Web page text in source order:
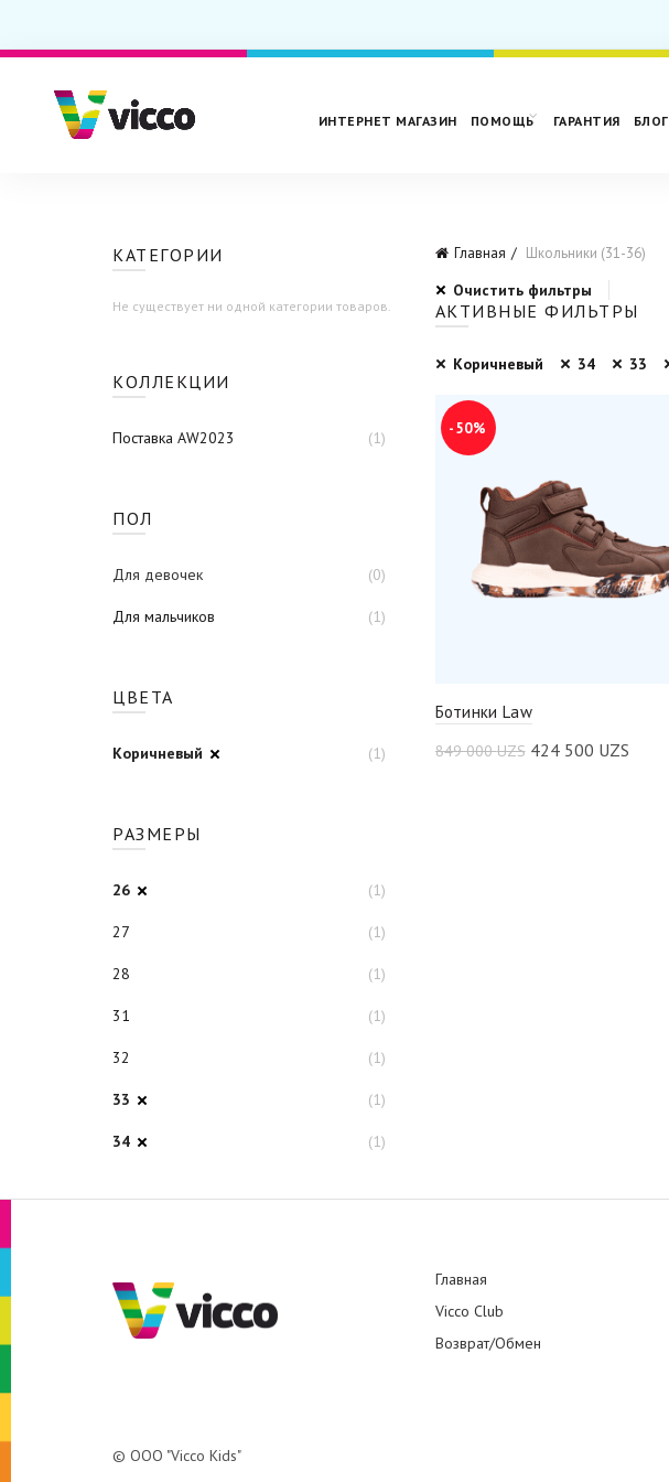
ИНТЕРНЕТ МАГАЗИН ПОМОЩЬ ГАРАНТИЯ БЛОГ
Главная Школьники (31-36)
Очистить фильтры
АКТИВНЫЕ ФИЛЬТРЫ
Коричневый 34 33
-50%
Ботинки Law
849 000UZS 424 500 UZS
КАТЕГОРИИ
Не существует ни одной категории товаров.
КОЛЛЕКЦИИ
Поставка AW2023 (1)
ПОЛ
Для девочек (0)
Для мальчиков (1)
ЦВЕТА
Коричневый (1)
РАЗМЕРЫ
26 (1)
27 (1)
28 (1)
31 (1)
32 (1)
33 (1)
34 (1)
Главная
Vicco Club
Возврат/Обмен
© ООО "Vicco Kids"